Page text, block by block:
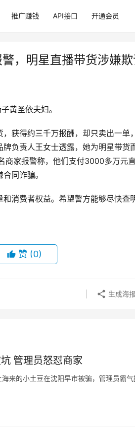
推广赚钱 API接口 开通会员
，明星直播带货涉嫌
黄圣依夫妇。
获得约三千万报酬，却只卖出一单
负责人王女士透露，她为明星带货
商家报警称，他们支付3000多万元
同诈骗。
消费者权益。希望警方能够尽快查
赞 (0)
生成海报
管理员怒怼商家
来的小土豆在沈阳早市被骗，管理员霸